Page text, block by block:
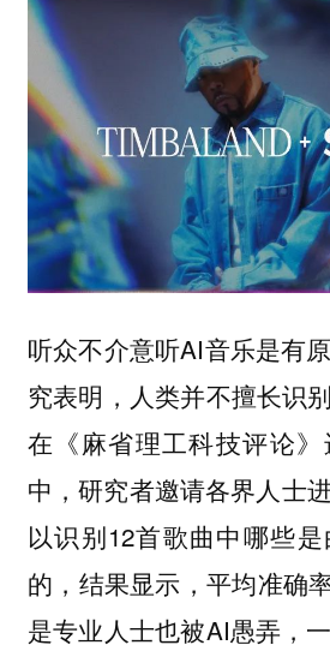
听众不介意听AI音乐是有
究表明，人类并不擅长识
在《麻省理工科技评论
中，研究者邀请各界人士
以识别12首歌曲中哪些
的，结果显示，平均准确
是专业人士也被AI愚弄，